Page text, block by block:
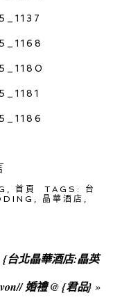
,首頁 TAGS: 台
晶華酒店
{台北晶華酒店:晶英
婚禮 @ {君品} »